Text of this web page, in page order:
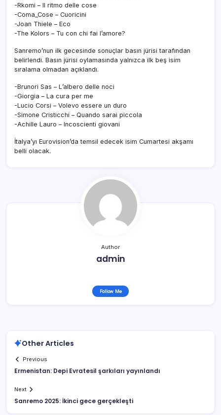
-Rkomi – Il ritmo delle cose
-Coma_Cose – Cuoricini
-Joan Thiele – Eco
-The Kolors – Tu con chi fai l’amore?
Sanremo’nun ilk gecesinde sonuçlar basın jürisi tarafından
belirlendi. Basın jürisi oylamasında yalnızca ilk beş isim
sıralama olmadan açıklandı.
-Brunori Sas – L’albero delle noci
-Giorgia – La cura per me
-Lucio Corsi – Volevo essere un duro
-Simone Cristicchi – Quando sarai piccola
-Achille Lauro – Incoscienti giovani
İtalya’yı Eurovision’da temsil edecek isim Cumartesi akşamı
belli olacak.
Author
admin
Follow Me
Other Articles
Previous
Ermenistan: Depi Evratesil şarkıları yayınlandı
Next
Sanremo 2025: İkinci gece gerçekleşti